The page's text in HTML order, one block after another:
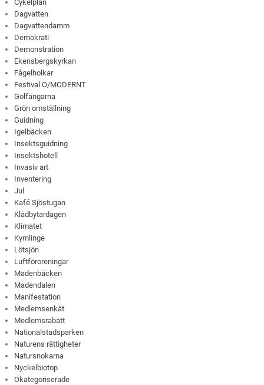
Cykelplan
Dagvatten
Dagvattendamm
Demokrati
Demonstration
Ekensbergskyrkan
Fågelholkar
Festival O/MODERNT
Golfängarna
Grön omställning
Guidning
Igelbäcken
Insektsguidning
Insektshotell
Invasiv art
Inventering
Jul
Kafé Sjöstugan
Klädbytardagen
Klimatet
Kymlinge
Lötsjön
Luftföroreningar
Madenbäcken
Madendalen
Manifestation
Medlemsenkät
Medlemsrabatt
Nationalstadsparken
Naturens rättigheter
Natursnokarna
Nyckelbiotop
Okategoriserade